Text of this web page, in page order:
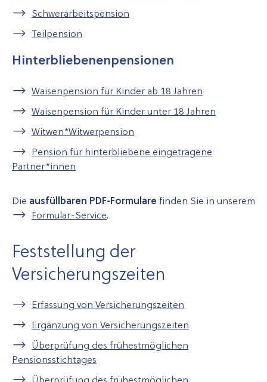
Schwerarbeitspension
Teil­pen­sion
Hinterbliebenenpensionen
Waisenpension für Kinder ab 18 Jahren
Waisenpension für Kinder unter 18 Jahren
Witwen*Witwerpension
Pension für hinterbliebene eingetragene
Partner*innen
Die ausfüllbaren PDF-Formulare finden Sie in unserem
Formular-Service.
Feststellung der
Versicherungszeiten
Erfassung von Versicherungszeiten
Ergänzung von Versicherungszeiten
Überprüfung des frühestmöglichen
Pensionsstichtages